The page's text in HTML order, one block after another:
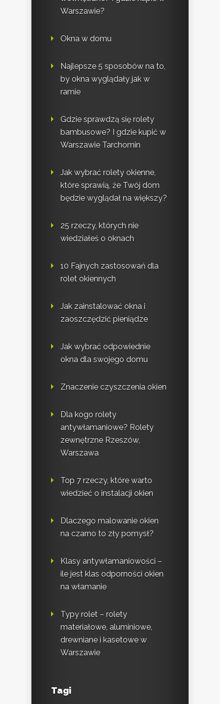
Warszawie?
Okna w domu
Najlepsze 5 sposobów na to,
by okna wyglądały jak w
ramie
Gdzie sprawdzą się rolety
bambusowe? I gdzie kupić w
Warszawie Tarchomin
Jak wybrać rolety okienne,
które sprawią, że Twój dom
będzie wyglądał na większy?
25 rzeczy, których nie
wiedziałeś o oknach
10 Fajnych zastosowań dla
rolet okiennych
Jak zainstalować okna i
zaoszczędzić pieniądze
Jak wybrać odpowiednie
okna dla swojego domu
Znaczenie czyszczenia okien
Dla kogo rolety
antywłamaniowe? Rolety
zewnętrzne Rzeszów,
Warszawa
Top 7 rzeczy, które warto
wiedzieć o instalacji okien
Dlaczego malowanie okien
na czarno to zły pomysł?
Klasy antywłamaniowości –
ile jest klas odporności okien
na włamanie
Typy rolet – rolety
materiałowe, aluminiowe,
drewniane i kasetowe w
Warszawie
Tagi